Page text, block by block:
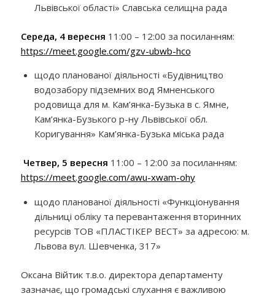
Львівської області» Славська селищна рада
Середа, 4 вересня 11:00 – 12:00 за посиланням:
https://meet.google.com/gzv-ubwb-hco
щодо планованої діяльності «Будівництво
водозабору підземних вод Ямненського
родовища для м. Кам’янка-Бузька в с. Ямне,
Кам’янка-Бузького р-ну Львівської обл.
Коригування» Кам’янка-Бузька міська рада
Четвер, 5 вересня 11:00 – 12:00 за посиланням:
https://meet.google.com/awu-xwam-ohy
щодо планованої діяльності «Функціонування
дільниці обліку та перевантаження вторинних
ресурсів ТОВ «ПЛАСТІКЕР ВЕСТ» за адресою: м.
Львова вул. Шевченка, 317»
Оксана Війтик т.в.о. директора департаменту
зазначає, що громадські слухання є важливою